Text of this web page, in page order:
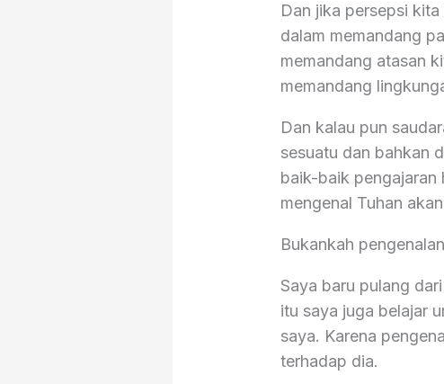
Dan jika persepsi
dalam memandang
memandang atasan
memandang
Dan kalau pun
sesuatu dan bahkan
baik-baik pengajaran
mengenal Tuhan
Bukankah
Saya baru pulang
itu saya juga belajar
saya. Karena
terhadap dia.